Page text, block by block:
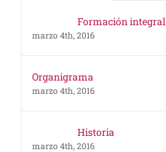
Formación integral
marzo 4th, 2016
Organigrama
marzo 4th, 2016
Historia
marzo 4th, 2016